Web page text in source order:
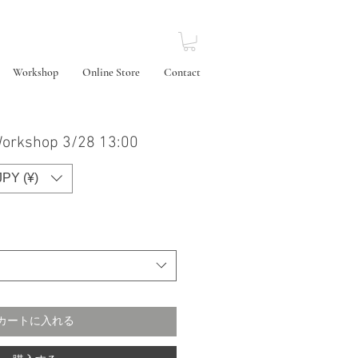
Workshop Online Store Contact
3/28 13:00
ートに入れる
(¥)